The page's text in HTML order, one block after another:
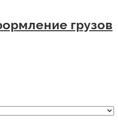
грузов